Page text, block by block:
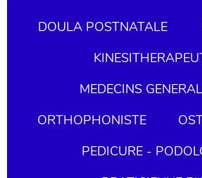
DOULA POSTNATALE
MEDECINS
ORTHOPHONISTE
PEDICURE -